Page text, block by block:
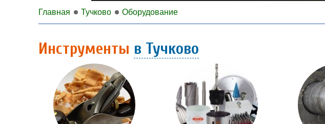
Главная Тучково Оборудование
Инструменты в Тучково